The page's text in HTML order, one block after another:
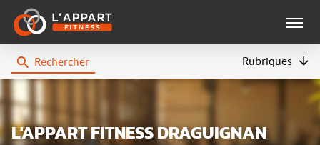
Menu
Rechercher
Rubriques
L'Appart
Fitness
L'APPART FITNESS DRAGUIGNAN